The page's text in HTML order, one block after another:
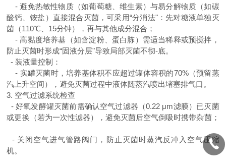
-避免热敏性物质（如葡萄糖、维生素）与易分解物质（如碳
酸钙、铵盐）直接混合灭菌，可采用“分消法"：先对糖液单独灭
菌（110℃、 15分钟），再与其他成分混合；
-高黏度培养基（如含淀粉、蛋白胨）需适当稀释或预搅拌，
防止灭菌时形成“固液分层"导致局部灭菌不彻-底。
- 装液量控制：
- 实罐灭菌时，培养基体积不应超过罐体容积的70%（预留蒸
汽上升空间），避免灭菌过程中液体随蒸汽喷出堵塞排气口。
3. 空气过滤系统检查
-好氧发酵罐灭菌前需确认空气过滤器（0.22 μm滤膜）已灭菌
或更换（若为一次性滤器），避免灭菌后空气倒吸时携带杂菌；
- 关闭空气进气管路阀门，防止灭菌时蒸汽反冲入空气压缩
机。